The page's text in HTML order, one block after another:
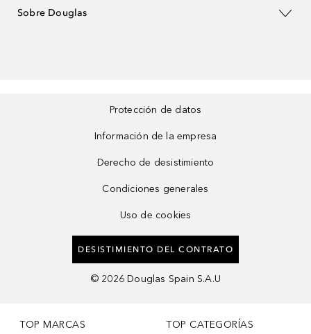
Sobre Douglas
Protección de datos
Información de la empresa
Derecho de desistimiento
Condiciones generales
Uso de cookies
DESISTIMIENTO DEL CONTRATO
© 2026 Douglas Spain S.A.U
TOP MARCAS TOP CATEGORÍAS